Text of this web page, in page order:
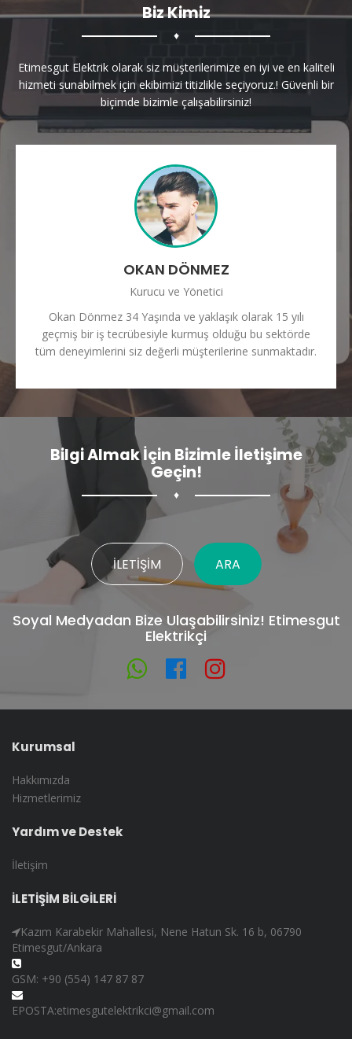
Biz Kimiz
♦
Etimesgut Elektrik olarak siz müşterilerimize en iyi ve en kaliteli
hizmeti sunabilmek için ekibimizi titizlikle seçiyoruz.! Güvenli bir
biçimde bizimle çalışabilirsiniz!
OKAN DÖNMEZ
Kurucu ve Yönetici
Okan Dönmez 34 Yaşında ve yaklaşık olarak 15 yılı
geçmiş bir iş tecrübesiyle kurmuş olduğu bu sektörde
tüm deneyimlerini siz değerli müşterilerine sunmaktadır.
Bilgi Almak İçin Bizimle İletişime
Geçin!
♦
İLETIŞIM ARA
Soyal Medyadan Bize Ulaşabilirsiniz! Etimesgut
Elektrikçi
Kurumsal
Hakkımızda
Hizmetlerimiz
Yardım ve Destek
İletişim
İLETİŞİM BİLGİLERİ
Kazım Karabekir Mahallesi, Nene Hatun Sk. 16 b, 06790
Etimesgut/Ankara
GSM: +90 (554) 147 87 87
EPOSTA:etimesgutelektrikci@gmail.com